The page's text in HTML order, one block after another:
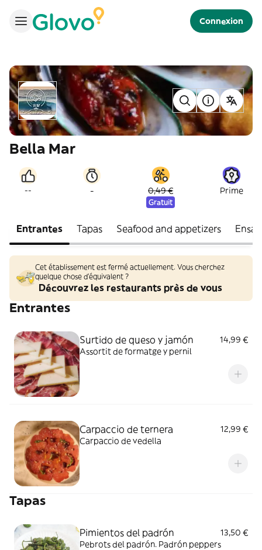
Connexion
Bella Mar
-- - 0,49 €
Gratuit
Prime
Entrantes Tapas Seafood and appetizers
Cet établissement est fermé actuellement. Vous cherchez
quelque chose d'équivalent ?
Découvrez les restaurants près de vous
Entrantes
Surtido de queso y jamón
14,99 €
Assortit de formatge y pernil
Carpaccio de ternera
12,99 €
Carpaccio de vedella
Tapas
Pimientos del padrón
13,50 €
Pebrots del padrón. Padrón peppers